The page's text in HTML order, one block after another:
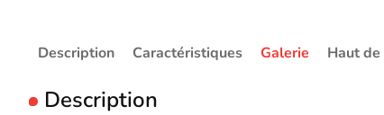
Description Caractéristiques Galerie Haut
Description